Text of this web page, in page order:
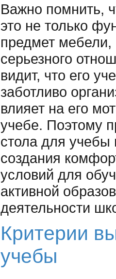
Важно помнить,
это не только
предмет
серьезного
видит, что его
заботливо
влияет на его
учебе. Поэтому
стола для
создания
условий для
активной
деятельности
Критерии
учебы